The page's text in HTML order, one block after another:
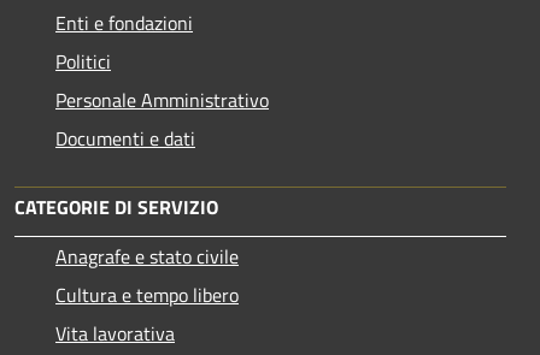
Enti e fondazioni
Politici
Personale Amministrativo
Documenti e dati
CATEGORIE DI SERVIZIO
Anagrafe e stato civile
Cultura e tempo libero
Vita lavorativa